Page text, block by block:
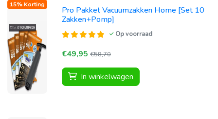
15% Korting
Pro Pakket Vacuumzakken Home [Set 10
Zakken+Pomp]
Op voorraad
€49,95 €58,70
In winkelwagen